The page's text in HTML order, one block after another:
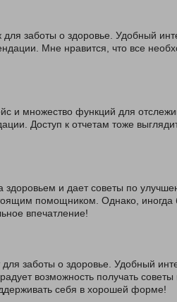
заботы о здоровье. Удобный
Мне нравится, что все
и множество функций для
Доступ к отчетам тоже
здоровьем и дает советы по
помощником. Однако,
впечатление!
заботы о здоровье. Удобный
возможность получать
себя в хорошей форме!